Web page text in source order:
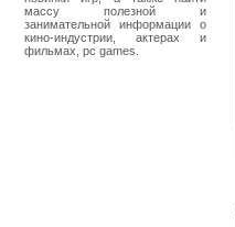
массу полезной и
занимательной информации о
кино-индустрии, актерах и
фильмах, pc games.